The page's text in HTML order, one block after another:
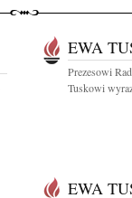
EWA
Prezesowi
Tuskowi
EWA